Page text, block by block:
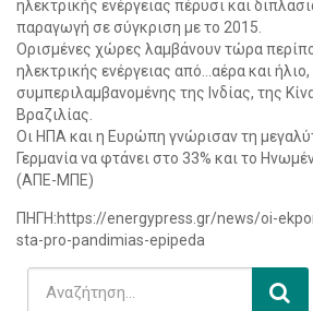
ηλεκτρικής ενέργειας πέρυσι και
παραγωγή σε σύγκριση με το 2015.
Ορισμένες χώρες λαμβάνουν τώρα
ηλεκτρικής ενέργειας από…αέρα και ήλιο,
συμπεριλαμβανομένης της Ινδίας, της
Βραζιλίας.
Οι ΗΠΑ και η Ευρώπη γνώρισαν τη
Γερμανία να φτάνει στο 33% και το
(ΑΠΕ-ΜΠΕ)
ΠΗΓΗ:https://energypress.gr/news/oi-
sta-pro-pandimias-epipeda